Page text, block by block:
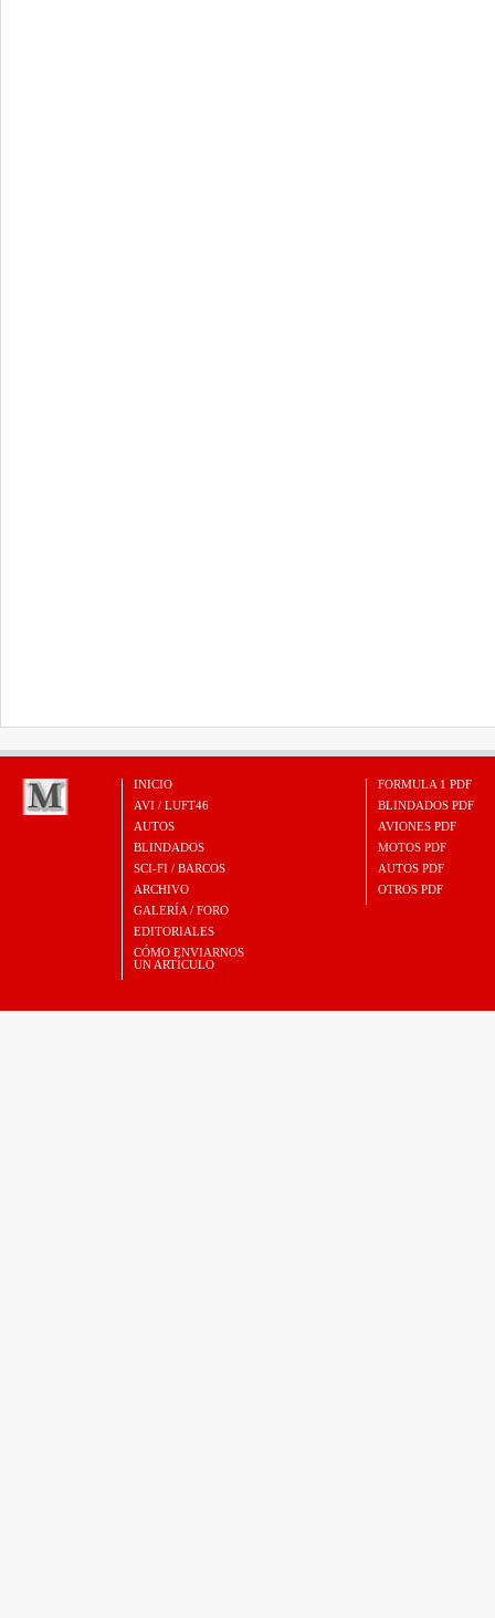
INICIO
AVI / LUFT46
AUTOS
BLINDADOS
SCI-FI / BARCOS
ARCHIVO
GALERÍA / FORO
EDITORIALES
CÓMO ENVIARNOS
UN ARTÍCULO
FORMULA 1 PDF
BLINDADOS PDF
AVIONES PDF
MOTOS PDF
AUTOS PDF
OTROS PDF